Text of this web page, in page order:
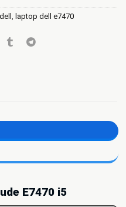
laptop dell e7470
E7470 i5